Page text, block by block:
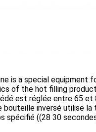
is a special equipment
of the hot filling
est réglée entre 65 et
bouteille inversé utilise
spécifié ((28 30